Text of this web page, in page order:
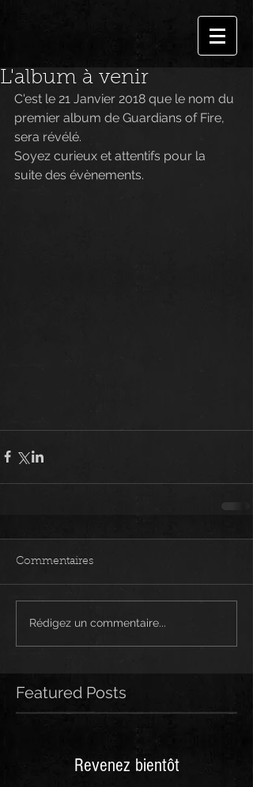
L'album à venir
C'est le 21 Janvier 2018 que le nom du
premier album de Guardians of Fire,
sera révélé.
Soyez curieux et attentifs pour la
suite des évènements.
Commentaires
Rédigez un commentaire...
Featured Posts
Revenez bientôt